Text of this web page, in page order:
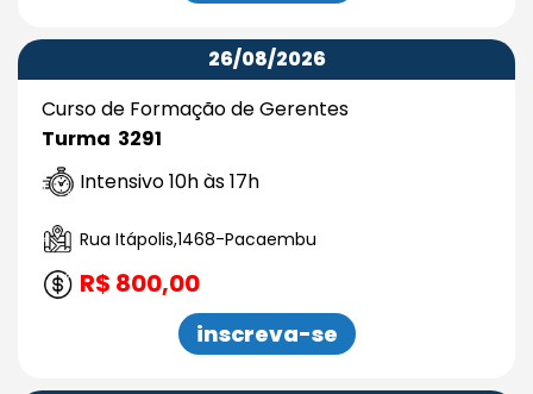
26/08/2026
Curso de Formação de Gerentes
Turma 3291
Intensivo 10h às 17h
Rua Itápolis,1468-Pacaembu
R$ 800,00
inscreva-se